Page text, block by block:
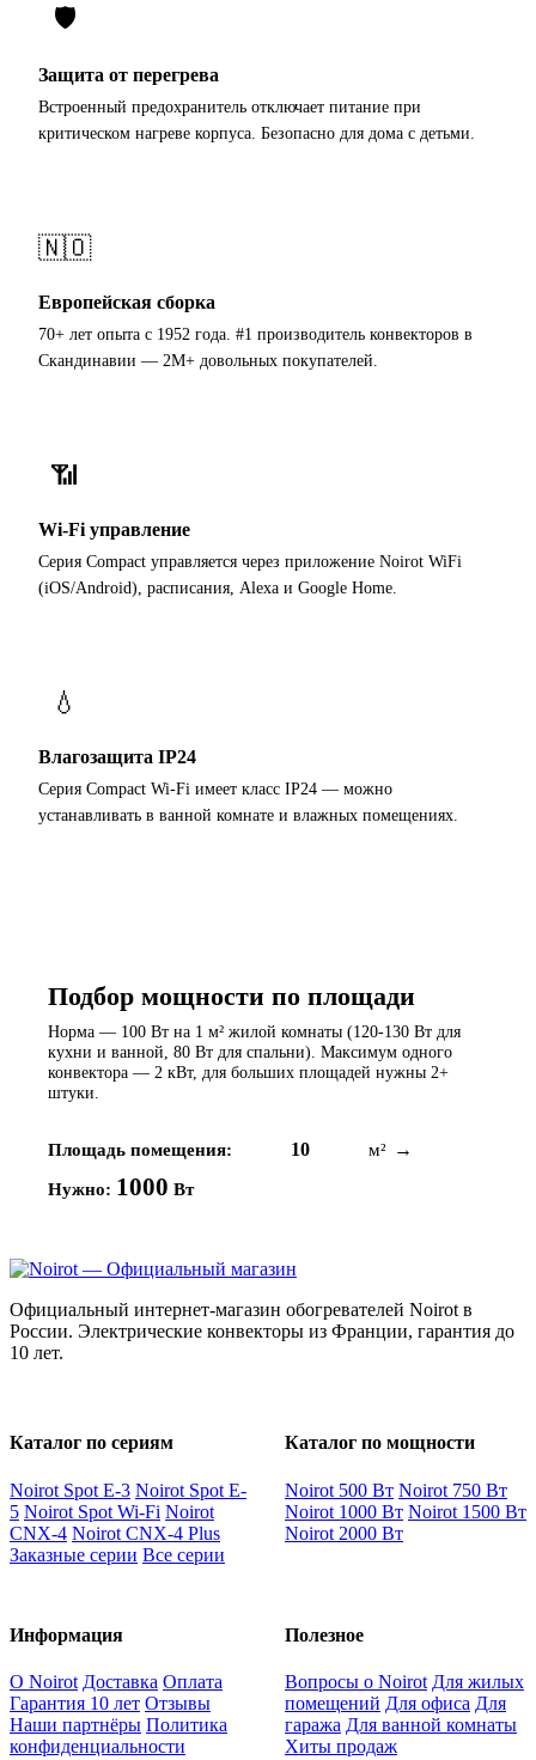
🛡
Защита от перегрева
Встроенный предохранитель отключает питание при
критическом нагреве корпуса. Безопасно для дома с детьми.
🇳🇴
Европейская сборка
70+ лет опыта с 1952 года. #1 производитель конвекторов в
Скандинавии — 2М+ довольных покупателей.
📶
Wi-Fi управление
Серия Compact управляется через приложение Noirot WiFi
(iOS/Android), расписания, Alexa и Google Home.
💧
Влагозащита IP24
Серия Compact Wi-Fi имеет класс IP24 — можно
устанавливать в ванной комнате и влажных помещениях.
Подбор мощности по площади
Норма — 100 Вт на 1 м² жилой комнаты (120-130 Вт для
кухни и ванной, 80 Вт для спальни). Максимум одного
конвектора — 2 кВт, для больших площадей нужны 2+
штуки.
Площадь помещения: м² →
Нужно: 1000 Вт
Официальный интернет-магазин обогревателей Noirot в
России. Электрические конвекторы из Франции, гарантия до
10 лет.
Каталог по сериям
Noirot Spot E-3 Noirot Spot E-
5 Noirot Spot Wi-Fi Noirot
CNX-4 Noirot CNX-4 Plus
Заказные серии Все серии
Каталог по мощности
Noirot 500 Вт Noirot 750 Вт
Noirot 1000 Вт Noirot 1500 Вт
Noirot 2000 Вт
Информация
О Noirot Доставка Оплата
Гарантия 10 лет Отзывы
Наши партнёры Политика
конфиденциальности
Полезное
Вопросы о Noirot Для жилых
помещений Для офиса Для
гаража Для ванной комнаты
Хиты продаж